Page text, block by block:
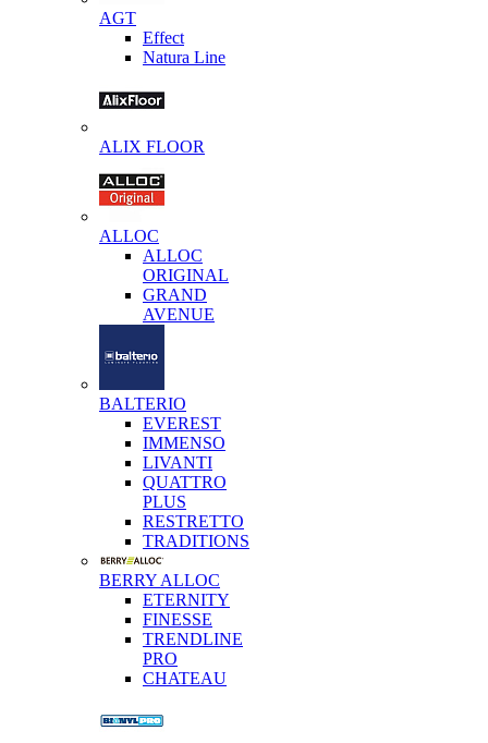
AGT
Effect
Natura Line
ALIX FLOOR
ALLOC
ALLOC
ORIGINAL
GRAND
AVENUE
BALTERIO
EVEREST
IMMENSO
LIVANTI
QUATTRO
PLUS
RESTRETTO
TRADITIONS
BERRY ALLOC
ETERNITY
FINESSE
TRENDLINE
PRO
CHATEAU